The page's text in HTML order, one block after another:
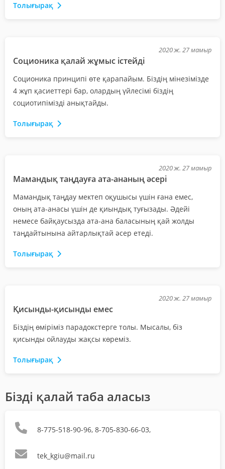
Толығырақ
2020 ж. 27 мамыр
Соционика қалай жұмыс істейді
Соционика принципі өте қарапайым. Біздің мінезімізде
4 жұп қасиеттері бар, олардың үйлесімі біздің
социотипімізді анықтайды.
Толығырақ
2020 ж. 27 мамыр
Мамандық таңдауға ата-ананың әсері
Мамандық таңдау мектеп оқушысы үшін ғана емес,
оның ата-анасы үшін де қиындық туғызады. Әдейі
немесе байқаусызда ата-ана баласының қай жолды
таңдайтынына айтарлықтай әсер етеді.
Толығырақ
2020 ж. 27 мамыр
Қисынды-қисынды емес
Біздің өміріміз парадокстерге толы. Мысалы, біз
қисынды ойлауды жақсы көреміз.
Толығырақ
Бізді қалай таба аласыз
8-775-518-90-96, 8-705-830-66-03,
tek_kgiu@mail.ru